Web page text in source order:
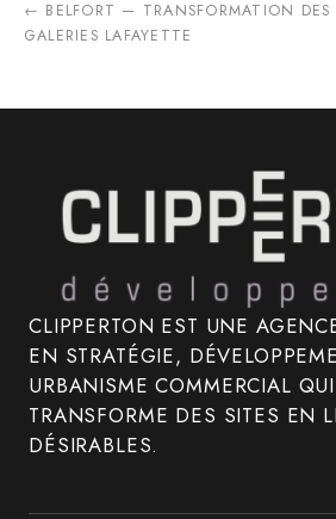
← BELFORT — TRANSFORMATION DES
GALERIES LAFAYETTE
CLIPPERTON EST UNE
EN STRATÉGIE,
URBANISME COMMERCIAL
TRANSFORME DES SITES EN
DÉSIRABLES.